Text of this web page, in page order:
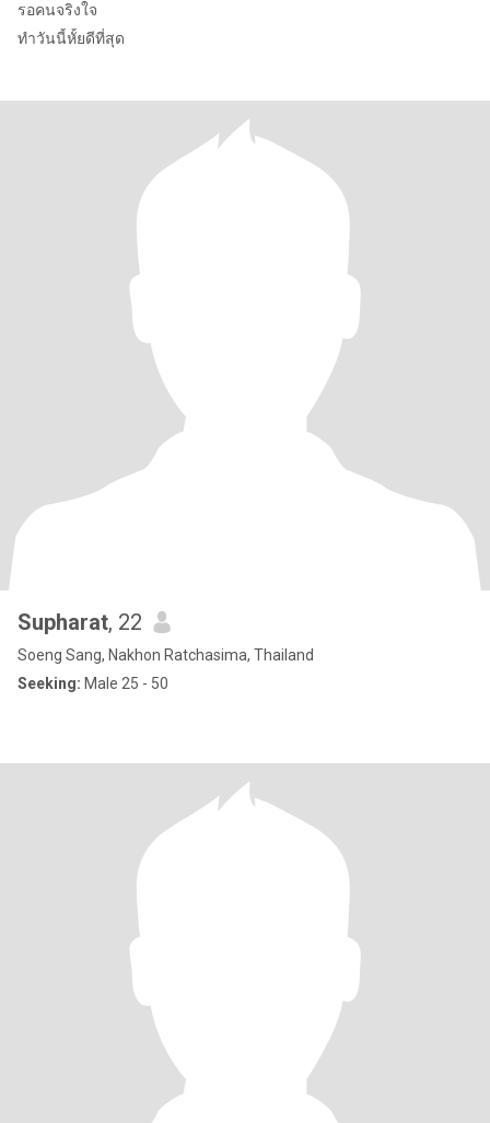
รอคนจริงใจ
ทำวันนี้หั้ยดีที่สุด
Supharat, 22
Soeng Sang, Nakhon Ratchasima, Thailand
Seeking: Male 25 - 50